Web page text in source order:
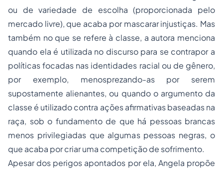
ou de variedade de escolha (proporcionada pelo
mercado livre), que acaba por mascarar injustiças. Mas
também no que se refere à classe, a autora menciona
quando ela é utilizada no discurso para se contrapor a
políticas focadas nas identidades racial ou de gênero,
por exemplo, menosprezando-as por serem
supostamente alienantes, ou quando o argumento da
classe é utilizado contra ações afirmativas baseadas na
raça, sob o fundamento de que há pessoas brancas
menos privilegiadas que algumas pessoas negras, o
que acaba por criar uma competição de sofrimento.
Apesar dos perigos apontados por ela, Angela propõe